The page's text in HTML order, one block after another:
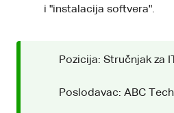
i "instalacija softvera".
Pozicija: Stručnjak za
Poslodavac: ABC